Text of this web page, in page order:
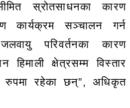
स्रोतसाधनका कारण
कार्यक्रम सञ्चालन गर्न
परिवर्तनका कारण
हिमाली क्षेत्रसम्म विस्तार
रहेका छन्”, अधिकृत